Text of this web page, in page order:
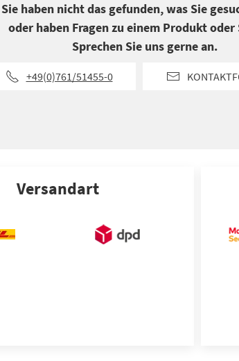
Sie haben nicht das gefunden, was Sie
oder haben Fragen zu einem Produkt oder
Sprechen Sie uns gerne an.
+49(0)761/51455-0
Versandart